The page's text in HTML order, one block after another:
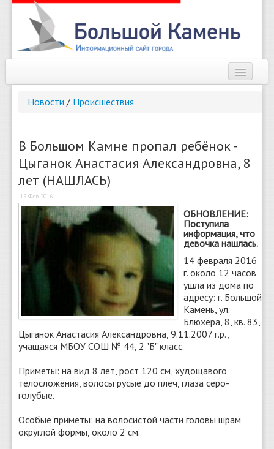
Новости
Справочник
Погода
О сайте
Найти
Новости / Происшествия
В Большом Камне пропал ребёнок -
Цыганок Анастасия Александровна, 8
лет (НАШЛАСЬ)
15 Фев 2016
ОБНОВЛЕНИЕ:
Поступила
информация, что
девочка нашлась.
14 февраля 2016
г. около 12 часов
ушла из дома по
адресу: г. Большой
Камень, ул.
Блюхера, 8, кв. 83,
Цыганок Анастасия Александровна, 9.11.2007 г.р.,
учащаяся МБОУ СОШ № 44, 2 "Б" класс.
Приметы: на вид 8 лет, рост 120 см, худощавого
телосложения, волосы русые до плеч, глаза серо-
голубые.
Особые приметы: на волосистой части головы шрам
округлой формы, около 2 см.